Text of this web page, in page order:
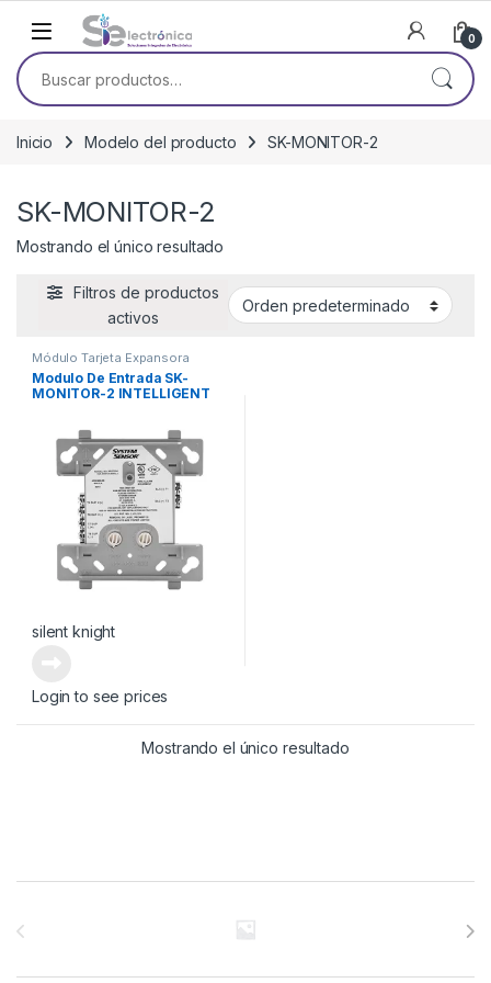
Skip to navigation
Skip to content
0
Buscar por:
Inicio Modelo del producto SK-MONITOR-2
SK-MONITOR-2
Mostrando el único resultado
Filtros de productos
activos
Módulo Tarjeta Expansora
Modulo De Entrada SK-
MONITOR-2 INTELLIGENT
silent knight
Login to see prices
Mostrando el único resultado